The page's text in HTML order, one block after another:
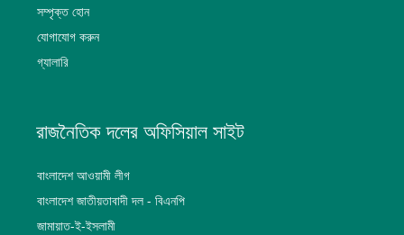
সম্পৃক্ত হোন
যোগাযোগ করুন
গ্যালারি
রাজনৈতিক দলের অফিসিয়াল সাইট
বাংলাদেশ আওয়ামী লীগ
বাংলাদেশ জাতীয়তাবাদী দল - বিএনপি
জামায়াত-ই-ইসলামী